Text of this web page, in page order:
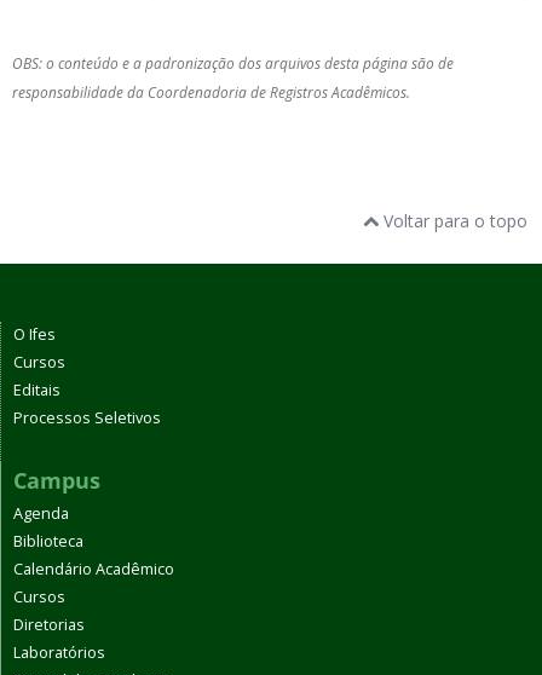
OBS: o conteúdo e a padronização dos arquivos desta página são de
responsabilidade da Coordenadoria de Registros Acadêmicos.
Voltar para o topo
O Ifes
Cursos
Editais
Processos Seletivos
Campus
Agenda
Biblioteca
Calendário Acadêmico
Cursos
Diretorias
Laboratórios